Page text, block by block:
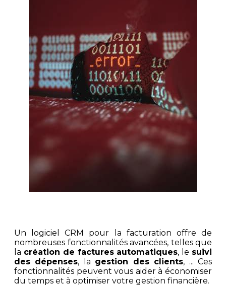
Un logiciel CRM pour la facturation offre de
nombreuses fonctionnalités avancées, telles que
la création de factures automatiques, le suivi
des dépenses, la gestion des clients, ... Ces
fonctionnalités peuvent vous aider à économiser
du temps et à optimiser votre gestion financière.